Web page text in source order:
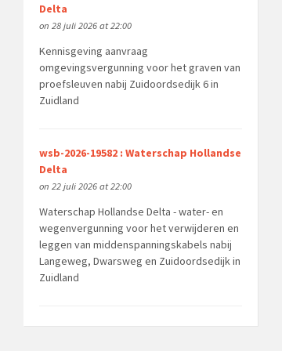
Delta
on 28 juli 2026 at 22:00
Kennisgeving aanvraag
omgevingsvergunning voor het graven van
proefsleuven nabij Zuidoordsedijk 6 in
Zuidland
wsb-2026-19582 : Waterschap Hollandse
Delta
on 22 juli 2026 at 22:00
Waterschap Hollandse Delta - water- en
wegenvergunning voor het verwijderen en
leggen van middenspanningskabels nabij
Langeweg, Dwarsweg en Zuidoordsedijk in
Zuidland